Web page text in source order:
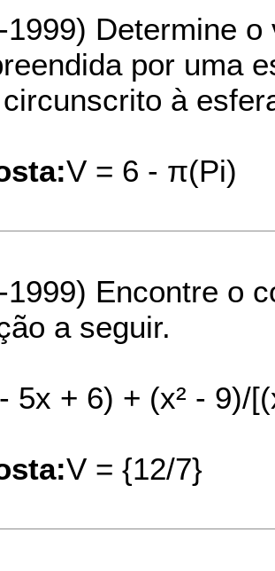
1999) Determine o
por uma
à
V = 6 - π(Pi)
1999) Encontre o
a seguir.
5x + 6) + (x² - 9)/
V = {12/7}